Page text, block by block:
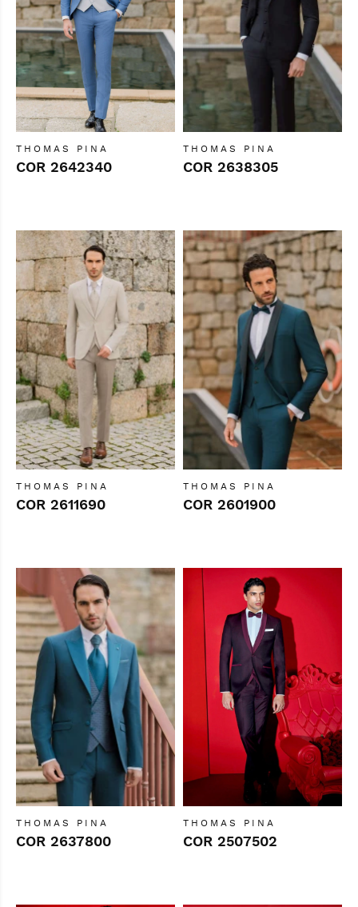
THOMAS PINA
COR 2642340
THOMAS PINA
COR 2638305
THOMAS PINA
COR 2611690
THOMAS PINA
COR 2601900
THOMAS PINA
COR 2637800
THOMAS PINA
COR 2507502